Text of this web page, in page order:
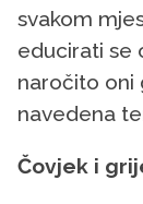
svakom
educirati se
naročito oni
navedena
Čovjek i